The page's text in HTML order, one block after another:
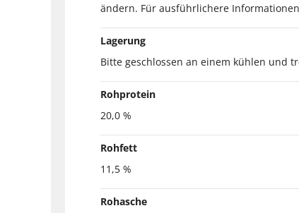
ändern. Für ausführlichere
Lagerung
Bitte geschlossen an einem kühlen und
Rohprotein
20,0 %
Rohfett
11,5 %
Rohasche